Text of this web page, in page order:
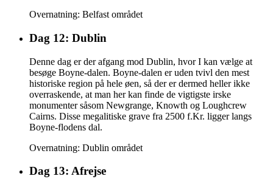
Overnatning: Belfast området
Dag 12: Dublin
Denne dag er der afgang mod Dublin, hvor I kan vælge at
besøge Boyne-dalen. Boyne-dalen er uden tvivl den mest
historiske region på hele øen, så der er dermed heller ikke
overraskende, at man her kan finde de vigtigste irske
monumenter såsom Newgrange, Knowth og Loughcrew
Cairns. Disse megalitiske grave fra 2500 f.Kr. ligger langs
Boyne-flodens dal.
Overnatning: Dublin området
Dag 13: Afrejse